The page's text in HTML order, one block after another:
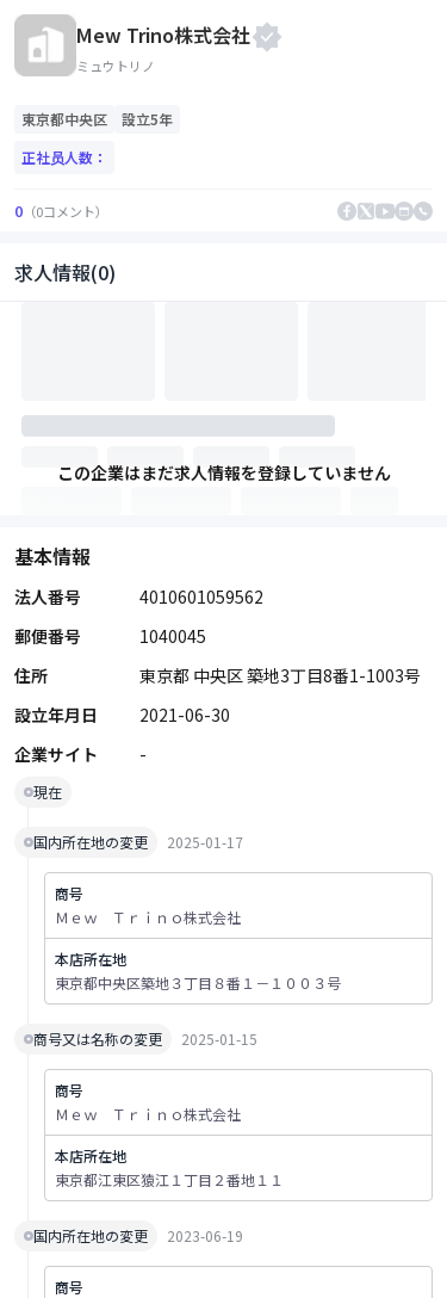
Mew Trino株式会社
ミュウトリノ
東京都中央区
設立5年
正社员人数：
0 （0コメント）
求人情報(0)
この企業はまだ求人情報を登録していません
基本情報
法人番号
4010601059562
郵便番号
1040045
住所
東京都 中央区 築地3丁目8番1-1003号
設立年月日
2021-06-30
企業サイト
-
現在
国内所在地の変更 2025-01-17
商号
Ｍｅｗ Ｔｒｉｎｏ株式会社
本店所在地
東京都中央区築地３丁目８番１－１００３号
商号又は名称の変更 2025-01-15
商号
Ｍｅｗ Ｔｒｉｎｏ株式会社
本店所在地
東京都江東区猿江１丁目２番地１１
国内所在地の変更 2023-06-19
商号